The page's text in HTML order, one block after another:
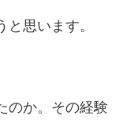
思います。
のか。その経験